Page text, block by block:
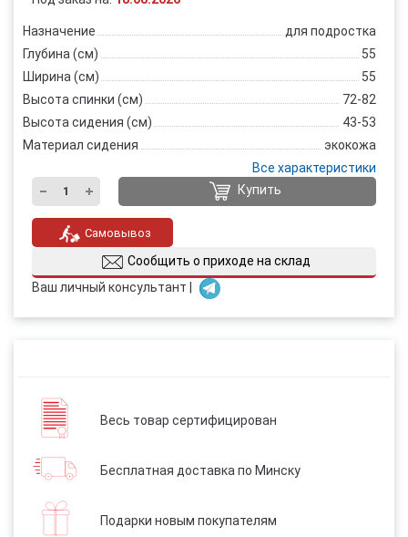
Назначение
для подростка
Глубина (см)
55
Ширина (см)
55
Высота спинки (см)
72-82
Высота сидения (см)
43-53
Материал сидения
экокожа
Все характеристики
Купить
Самовывоз
Сообщить о приходе на склад
Ваш личный консультант |
Весь товар сертифицирован
Бесплатная доставка по Минску
Подарки новым покупателям